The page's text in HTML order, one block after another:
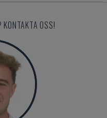
KONTAKTA OSS!